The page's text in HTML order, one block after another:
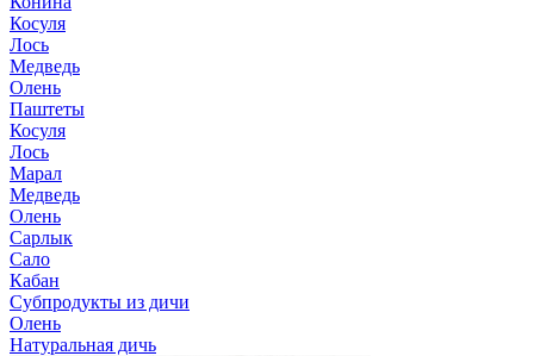
Косуля
Лось
Медведь
Олень
Паштеты
Косуля
Лось
Марал
Медведь
Олень
Сарлык
Сало
Кабан
Субпродукты из дичи
Олень
Натуральная дичь